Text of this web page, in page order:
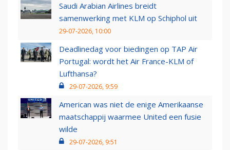
Saudi Arabian Airlines breidt
samenwerking met KLM op Schiphol uit
29-07-2026, 10:00
Deadlinedag voor biedingen op TAP Air
Portugal: wordt het Air France-KLM of
Lufthansa?
29-07-2026, 9:59
American was niet de enige Amerikaanse
maatschappij waarmee United een fusie
wilde
29-07-2026, 9:51